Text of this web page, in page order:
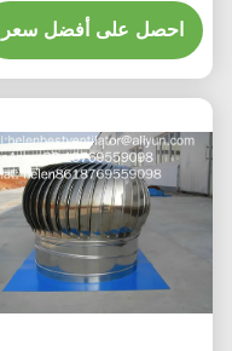
احصل على أفضل سعر